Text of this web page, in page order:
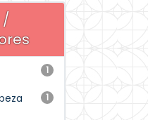
/
1
1